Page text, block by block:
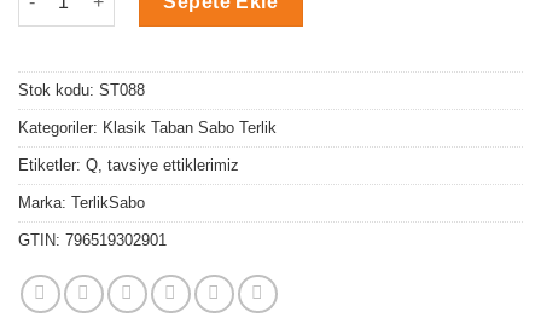
Stok kodu: ST088
Kategoriler: Klasik Taban Sabo Terlik
Etiketler: Q tavsiye ettiklerimiz
Marka: TerlikSabo
GTIN: 796519302901